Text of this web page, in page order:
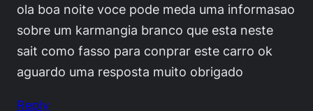
ola boa noite voce pode meda uma informasao
sobre um karmangia branco que esta neste
sait como fasso para conprar este carro ok
aguardo uma resposta muito obrigado
Reply